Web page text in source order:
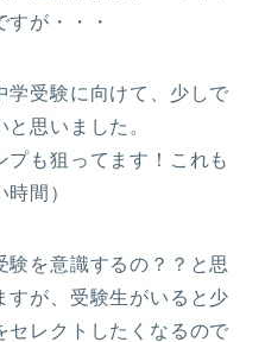
が・・・
学受験に向けて、少しで
思いました。
プも狙ってます！これも
間）
験を意識するの？？と思
すが、受験生がいると少
セレクトしたくなるので